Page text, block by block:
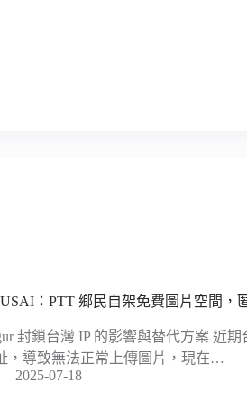
：PTT 鄉民自架免費圖片空間，
封鎖台灣 IP 的影響與替代方案 近
，導致無法正常上傳圖片，現在…
2025-07-18